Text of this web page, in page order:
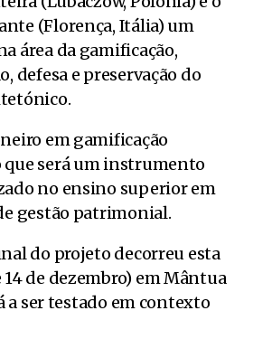
(Florença, Itália) um
área da gamificação,
defesa e preservação do
em gamificação
será um instrumento
no ensino superior em
gestão patrimonial.
do projeto decorreu esta
14 de dezembro) em Mântua
a ser testado em contexto